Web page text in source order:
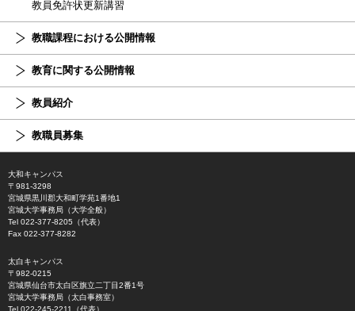
教員免許状更新講習
教職課程における公開情報
教育に関する公開情報
教員紹介
教職員募集
大和キャンパス
〒981-3298
宮城県黒川郡大和町学苑1番地1
宮城大学事務局（大学全般）
Tel 022-377-8205（代表）
Fax 022-377-8282
太白キャンパス
〒982-0215
宮城県仙台市太白区旗立二丁目2番1号
宮城大学事務局（太白事務室）
Tel 022-245-2211（代表）